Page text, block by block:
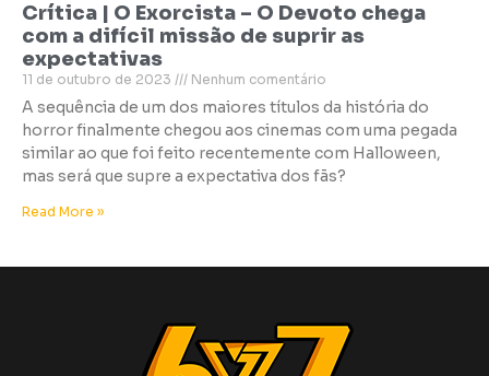
Crítica | O Exorcista – O Devoto chega
com a difícil missão de suprir as
expectativas
11 de outubro de 2023 Nenhum comentário
A sequência de um dos maiores títulos da história do
horror finalmente chegou aos cinemas com uma pegada
similar ao que foi feito recentemente com Halloween,
mas será que supre a expectativa dos fãs?
Read More »